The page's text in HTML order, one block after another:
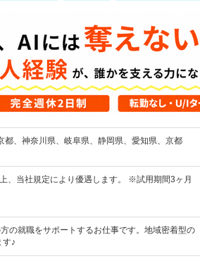
、神奈川県、岐阜県、静岡県、愛知県、京都
、当社規定により優遇します。 ※試用期間3ヶ月
の就職をサポートするお仕事です。地域密着型の
す♪